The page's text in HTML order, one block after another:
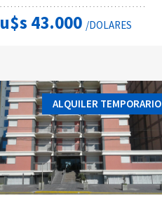
u$s 43.000 /DOLARES
ALQUILER TEMPORARIO